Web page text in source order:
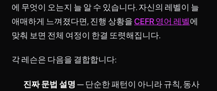
에 무엇이 오는지 늘 알 수 있습니다. 자신의 레벨이 늘
애매하게 느껴졌다면, 진행 상황을 CEFR 영어 레벨에
맞춰 보면 전체 여정이 한결 또렷해집니다.
각 레슨은 다음을 결합합니다:
진짜 문법 설명 — 단순한 패턴이 아니라 규칙, 동사